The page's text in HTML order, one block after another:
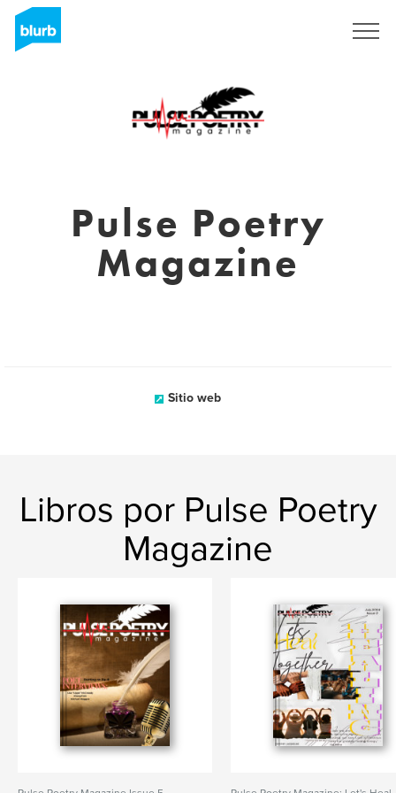
Pulse Poetry
Magazine
Sitio web
Libros por Pulse Poetry
Magazine